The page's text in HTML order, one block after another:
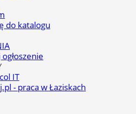
do katalogu
IT
- praca w Łaziskach